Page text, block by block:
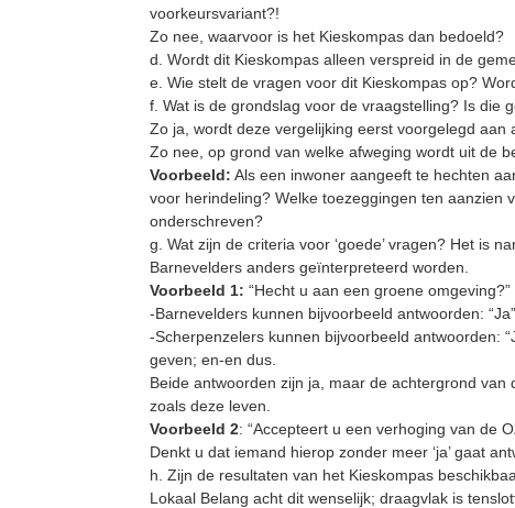
voorkeursvariant?!
Zo nee, waarvoor is het Kieskompas dan bedoeld?
d. Wordt dit Kieskompas alleen verspreid in de
e. Wie stelt de vragen voor dit Kieskompas op?
f. Wat is de grondslag voor de vraagstelling? Is die
Zo ja, wordt deze vergelijking eerst voorgelegd
Zo nee, op grond van welke afweging wordt uit de
Voorbeeld: Als een inwoner aangeeft te hechten
voor herindeling? Welke toezeggingen ten aanzien
onderschreven?
g. Wat zijn de criteria voor ‘goede’ vragen? Het is
Barnevelders anders geïnterpreteerd worden.
Voorbeeld 1: “Hecht u aan een groene omgeving?”
-Barnevelders kunnen bijvoorbeeld antwoorden:
-Scherpenzelers kunnen bijvoorbeeld antwoorden:
geven; en-en dus.
Beide antwoorden zijn ja, maar de achtergrond
zoals deze leven.
Voorbeeld 2: “Accepteert u een verhoging van de
Denkt u dat iemand hierop zonder meer ‘ja’ gaat
h. Zijn de resultaten van het Kieskompas
Lokaal Belang acht dit wenselijk; draagvlak is